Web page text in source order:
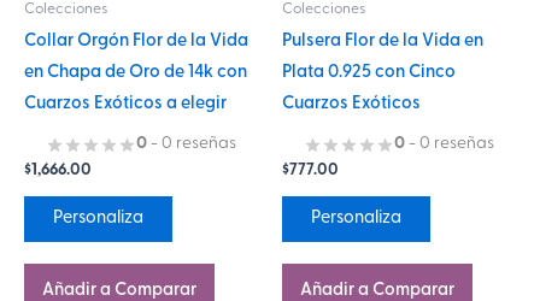
Colecciones
Collar Orgón Flor de la Vida
en Chapa de Oro de 14k con
Cuarzos Exóticos a elegir
0 - 0 reseñas
$1,666.00
Personaliza
elegir
en
la
página
Añadir a Comparar
Colecciones
Pulsera Flor de la Vida en
Plata 0.925 con Cinco
Cuarzos Exóticos
0 - 0 reseñas
$777.00
Personaliza
elegir
en
página
Añadir a Comparar